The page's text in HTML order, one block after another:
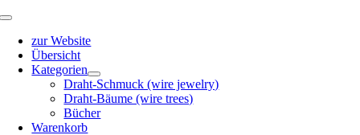
Zum
springen
Toggle
Navigationzur Website
Übersicht
Kategorien
Draht-Schmuck (wire jewelry)
Draht-Bäume (wire trees)
Bücher
Warenkorb